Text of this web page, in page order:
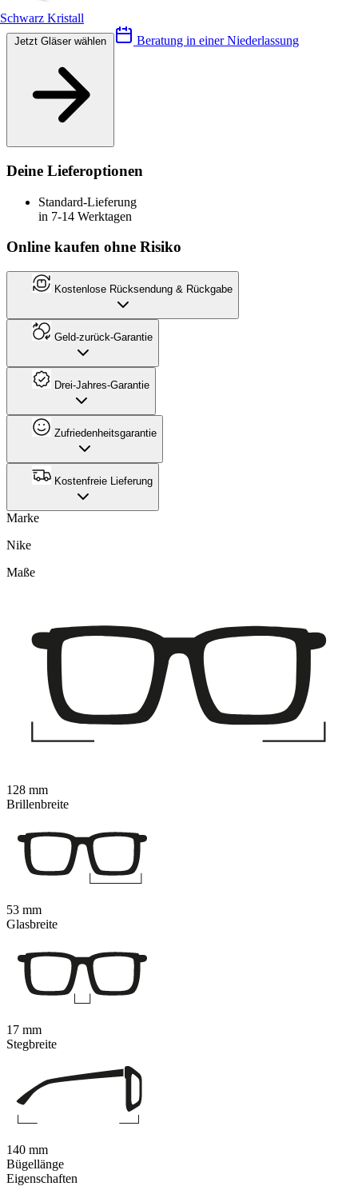
Schwarz Kristall
Beratung in einer Niederlassung
Deine Lieferoptionen
Standard-Lieferung
in 7-14 Werktagen
Online kaufen ohne Risiko
Kostenlose Rücksendung & Rückgabe
Geld-zurück-Garantie
Drei-Jahres-Garantie
Zufriedenheitsgarantie
Kostenfreie Lieferung
Marke
Nike
Eigenschaften
Maße
128 mm
Brillenbreite
53 mm
Glasbreite
17 mm
Stegbreite
140 mm
Bügellänge